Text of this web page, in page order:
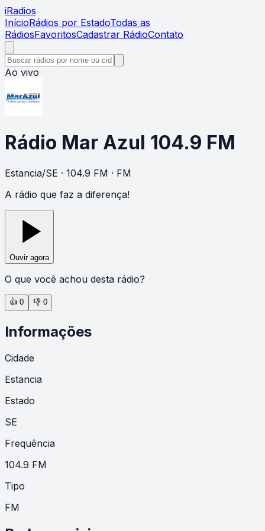
iRadios
InícioRádios por EstadoTodas as
RádiosFavoritosCadastrar RádioContato
Ao vivo
Rádio Mar Azul 104.9 FM
Estancia/SE · 104.9 FM · FM
A rádio que faz a diferença!
Ouvir agora
O que você achou desta rádio?
👍 0 👎 0
Informações
Cidade
Estancia
Estado
SE
Frequência
104.9 FM
Tipo
FM